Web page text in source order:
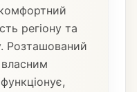
регіону та
Розташований
власним